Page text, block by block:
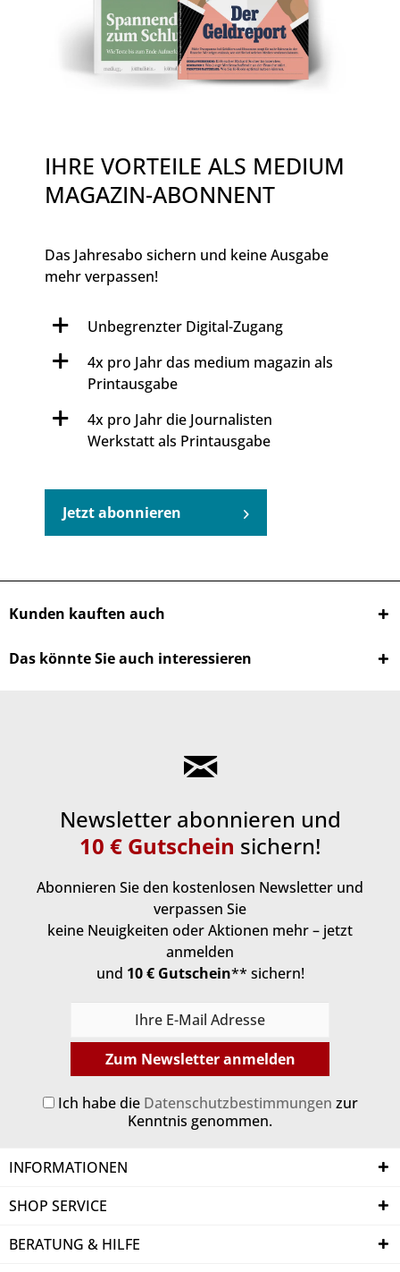
IHRE VORTEILE ALS MEDIUM
MAGAZIN-ABONNENT
Das Jahresabo sichern und keine Ausgabe
mehr verpassen!
Unbegrenzter Digital-Zugang
4x pro Jahr das medium magazin als
Printausgabe
4x pro Jahr die Journalisten
Werkstatt als Printausgabe
Jetzt abonnieren
Kunden kauften auch
Das könnte Sie auch interessieren
Newsletter abonnieren und
10 € Gutschein sichern!
Abonnieren Sie den kostenlosen Newsletter und
verpassen Sie
keine Neuigkeiten oder Aktionen mehr – jetzt
anmelden
und 10 € Gutschein** sichern!
Zum Newsletter anmelden
Ich habe die Datenschutzbestimmungen zur
Kenntnis genommen.
INFORMATIONEN
SHOP SERVICE
BERATUNG & HILFE